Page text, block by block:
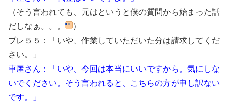
（そう言われても、元はというと僕の質問から始まった話
だしなぁ。。。
）
ブレ５５：「いや、作業していただいた分は請求してくだ
さい。」
車屋さん：「いや、今回は本当にいいですから。気にしな
いでください。そう言われると、こちらの方が申し訳ない
です。」